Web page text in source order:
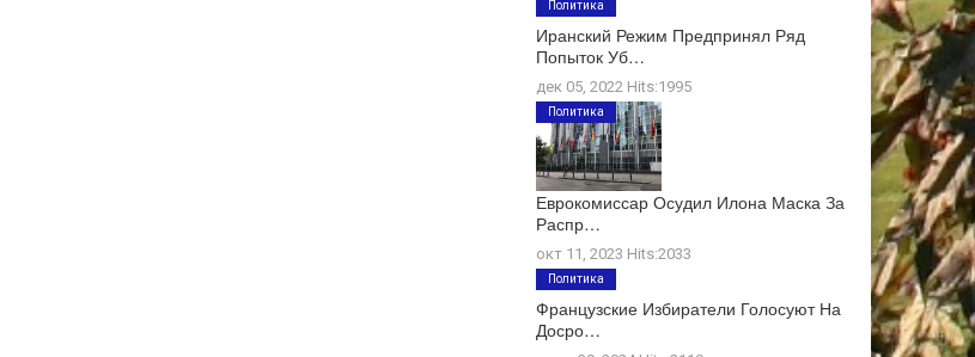
Иранский Режим Предпринял Ряд
Попыток Уб…
дек 05, 2022 Hits:1995
Политика
Еврокомиссар Осудил Илона Маска За
Распр…
окт 11, 2023 Hits:2033
Политика
Французские Избиратели Голосуют На
Досро…
Политика